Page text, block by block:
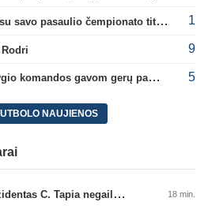
B. Mendy: „Darau ką noriu su savo pasaulio čempionato titulu“ 1
9
A. Tapinas: „Iš europinio lygio komandos gavom gerų pamokų“ 5
NAUJIENOS
Argentinos federacijos prezidentas C. Tapia negailėjo pagyrų G. Infantino 18 min.